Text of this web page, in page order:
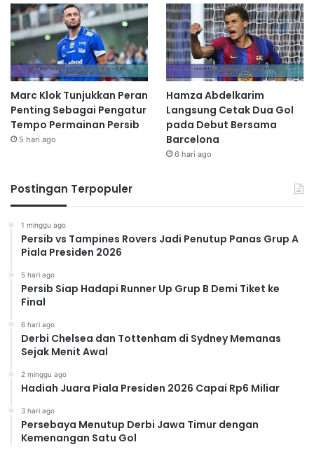
Marc Klok Tunjukkan Peran
Penting Sebagai Pengatur
Tempo Permainan Persib
5 hari ago
Hamza Abdelkarim
Langsung Cetak Dua Gol
pada Debut Bersama
Barcelona
6 hari ago
Postingan Terpopuler
1 minggu ago
Persib vs Tampines Rovers Jadi Penutup Panas Grup A
Piala Presiden 2026
5 hari ago
Persib Siap Hadapi Runner Up Grup B Demi Tiket ke
Final
6 hari ago
Derbi Chelsea dan Tottenham di Sydney Memanas
Sejak Menit Awal
2 minggu ago
Hadiah Juara Piala Presiden 2026 Capai Rp6 Miliar
3 hari ago
Persebaya Menutup Derbi Jawa Timur dengan
Kemenangan Satu Gol